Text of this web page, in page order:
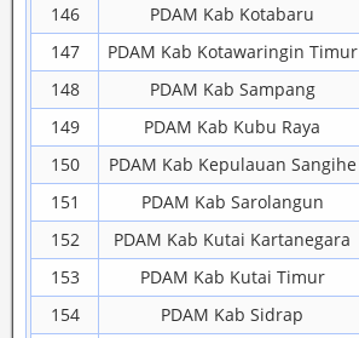
146
PDAM Kab Kotabaru
147
PDAM Kab Kotawaringin Timur
148
PDAM Kab Sampang
149
PDAM Kab Kubu Raya
150
PDAM Kab Kepulauan Sangihe
151
PDAM Kab Sarolangun
152
PDAM Kab Kutai Kartanegara
153
PDAM Kab Kutai Timur
154
PDAM Kab Sidrap